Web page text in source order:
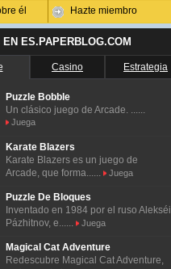
él Hazte miembro
ES.PAPERBLOG.COM
Casino Estrategia
Puzzle Bobble
Un clásico juego de Arcade. ......
Juega
Karate Blazers
Karate Blazers es un juego de
Arcade, que forma......
Juega
Puzzle De Bloques
Inventado en 1984 por el ruso Alekséi
Pázhitnov, e......
Juega
Magical Cat Adventure
Redescubre Magical Cat Adventure,